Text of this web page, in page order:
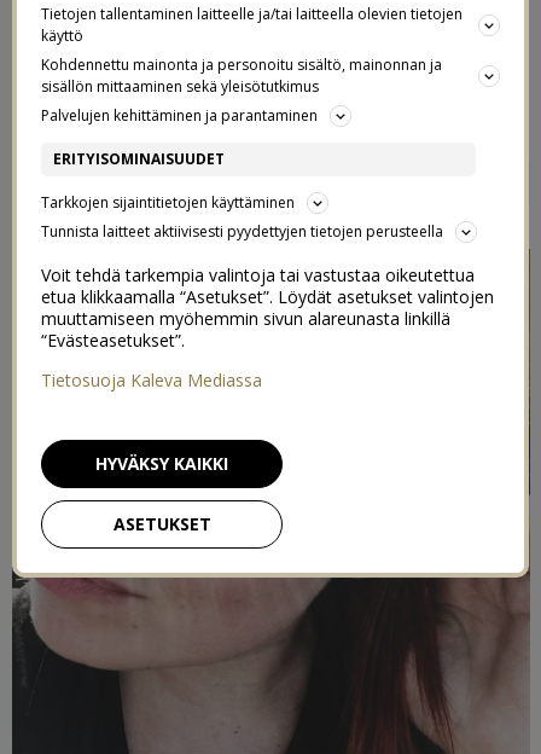
MOI FLOW ONNEN KYYNELEITÄ
WOW MIKÄ FLOW
15/08/2016
Tietojen tallentaminen laitteelle ja/tai laitteella olevien tietojen
käyttö
Kohdennettu mainonta ja personoitu sisältö, mainonnan ja
sisällön mittaaminen sekä yleisötutkimus
Palvelujen kehittäminen ja parantaminen
ERITYISOMINAISUUDET
Tarkkojen sijaintitietojen käyttäminen
Tunnista laitteet aktiivisesti pyydettyjen tietojen perusteella
Voit tehdä tarkempia valintoja tai vastustaa oikeutettua
etua klikkaamalla “Asetukset”. Löydät asetukset valintojen
muuttamiseen myöhemmin sivun alareunasta linkillä
“Evästeasetukset”.
Tietosuoja Kaleva Mediassa
ASETUKSET
HYVÄKSY KAIKKI